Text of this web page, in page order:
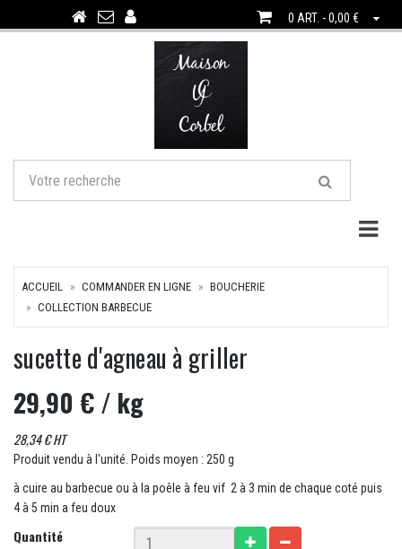
0 ART. - 0,00 €
ACCUEIL COMMANDER EN LIGNE
BOUCHERIE
COLLECTION BARBECUE
sucette d'agneau à griller
29,90 €/ kg
28,34 € HT
Produit vendu à l'unité. Poids moyen : 250 g
à cuire au barbecue ou à la poêle à feu vif 2 à 3 min de chaque coté puis
4 à 5 min a feu doux
Quantité